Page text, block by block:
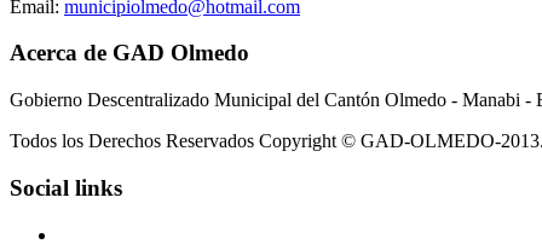
Email: municipiolmedo@hotmail.com
Acerca de GAD Olmedo
Gobierno Descentralizado Municipal del Cantón Olmedo - Manabi -
Todos los Derechos Reservados Copyright © GAD-OLMEDO-2013.
Social links